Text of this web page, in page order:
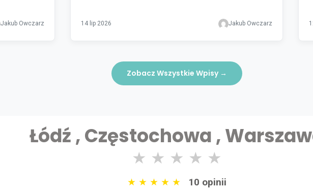
Jakub Owczarz 14 lip 2026 Jakub Owczarz
Zobacz Wszystkie Wpisy →
Łódź , Częstochowa ,
★ ★ ★ ★ ★
★ ★ ★ ★ ★ 10 opinii